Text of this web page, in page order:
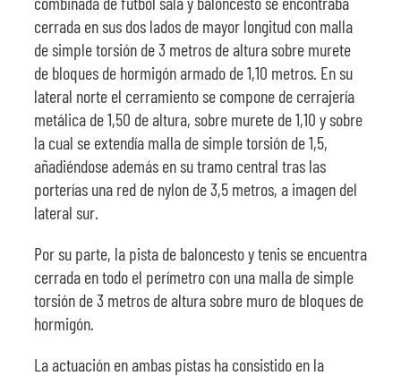
cerrada en sus dos lados de mayor longitud con malla
de simple torsión de 3 metros de altura sobre murete
de bloques de hormigón armado de 1,10 metros. En su
lateral norte el cerramiento se compone de cerrajería
metálica de 1,50 de altura, sobre murete de 1,10 y sobre
la cual se extendía malla de simple torsión de 1,5,
añadiéndose además en su tramo central tras las
porterías una red de nylon de 3,5 metros, a imagen del
lateral sur.
Por su parte, la pista de baloncesto y tenis se encuentra
cerrada en todo el perímetro con una malla de simple
torsión de 3 metros de altura sobre muro de bloques de
hormigón.
La actuación en ambas pistas ha consistido en la